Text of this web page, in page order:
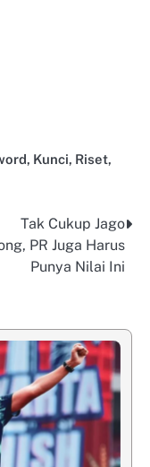
, Kunci, Riset,
Tak Cukup Jago
PR Juga Harus
Punya Nilai Ini